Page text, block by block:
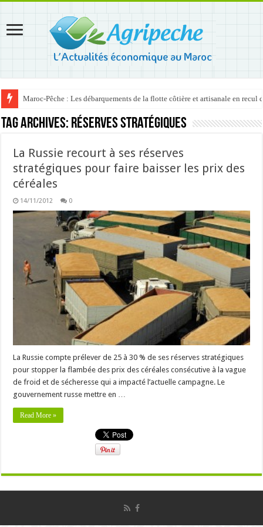
Maroc-Pêche : Les débarquements de la flotte côtière et artisanale en recul
Tag Archives: réserves stratégiques
La Russie recourt à ses réserves
stratégiques pour faire baisser les prix des
céréales
14/11/2012 0
La Russie compte prélever de 25 à 30 % de ses réserves stratégiques
pour stopper la flambée des prix des céréales consécutive à la vague
de froid et de sécheresse qui a impacté l’actuelle campagne. Le
gouvernement russe mettre en …
Read More »